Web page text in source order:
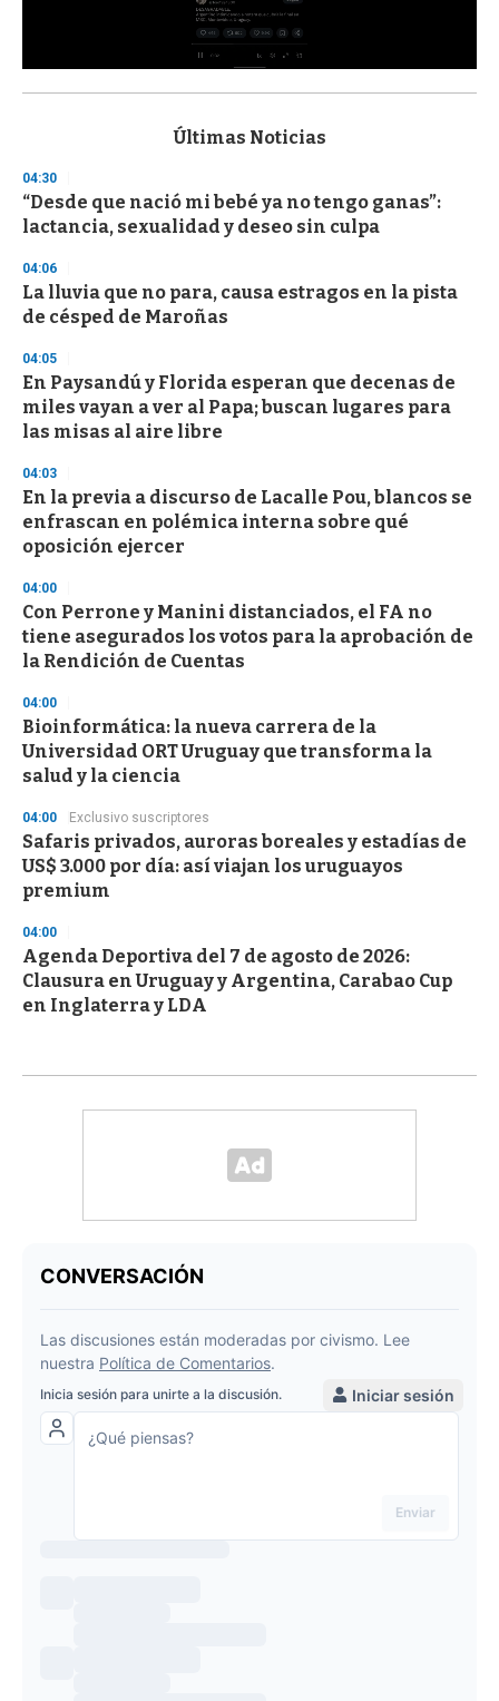
s
d
s
o
f
3
s
e
c
n
d
Últimas Noticias
04:30
“Desde que nació mi bebé ya no tengo ganas”:
lactancia, sexualidad y deseo sin culpa
04:06
La lluvia que no para, causa estragos en la pista
de césped de Maroñas
04:05
En Paysandú y Florida esperan que decenas de
miles vayan a ver al Papa; buscan lugares para
las misas al aire libre
04:03
En la previa a discurso de Lacalle Pou, blancos se
enfrascan en polémica interna sobre qué
oposición ejercer
04:00
Con Perrone y Manini distanciados, el FA no
tiene asegurados los votos para la aprobación de
la Rendición de Cuentas
04:00
Bioinformática: la nueva carrera de la
Universidad ORT Uruguay que transforma la
salud y la ciencia
04:00 Exclusivo suscriptores
Safaris privados, auroras boreales y estadías de
US$ 3.000 por día: así viajan los uruguayos
premium
04:00
Agenda Deportiva del 7 de agosto de 2026:
Clausura en Uruguay y Argentina, Carabao Cup
en Inglaterra y LDA